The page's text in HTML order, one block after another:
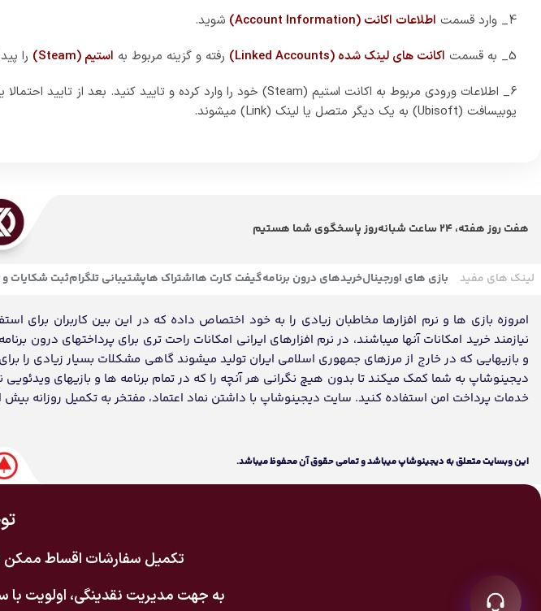
4_ وارد قسمت
اطلاعات اکانت (Account Information)
شوید.
5_ به قسمت
اکانت های لینک شده (Linked Accounts) رفته و گزینه مربوط به استیم (Steam) را
یوبیسافت (Ubisoft) به یک دیگر متصل یا لینک (Link) میشوند.
هفت روز هفته، 24 ساعت شبانه‌روز پاسخگوی شما هستیم
لینک های مفید بازی های اورجینالخریدهای درون برنامهگیفت کارت هااشتراک هاپشتیبانی تلگرامثبت شکایات و
امروزه بازی ها و نرم افزارها مخاطبان زیادی را به خود اختصاص داده که در این بین کاربران برای
نیازمند خرید امکانات آنها میباشند، در نرم افزارهای ایرانی امکانات راحت تری برای پرداختهای درون
و بازیهایی که در خارج از مرزهای جمهوری اسلامی ایران تولید میشوند گاهی مشکلات بسیار زیادی را
دیجینوشاپ به شما کمک میکند تا بدون هیچ نگرانی هر آنچه را که در تمام برنامه ها و بازیهای
خدمات پرداخت امن استفاده کنید. سایت دیجینوشاپ با داشتن نماد اعتماد، مفتخر به تکمیل روزانه بیش از 500 سفارشات کاربران ایرانی
اين وبسايت متعلق به دیجینوشاپ ميباشد و تمامی حقوق آن محفوظ ميباشد.
تکمیل سفارشات اقساط ممکن
به جهت مدیریت نقدینگی، اولویت